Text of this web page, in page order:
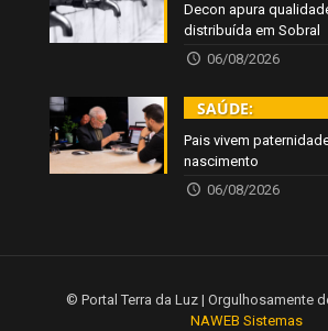
Decon apura
distribuída em Sobral
06/08/2026
SAÚDE:
Pais vivem
nascimento
06/08/2026
© Portal Terra da Luz | Orgulhosamente
NAWEB Sistemas